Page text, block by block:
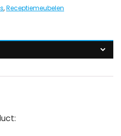
,Receptiemeubelen